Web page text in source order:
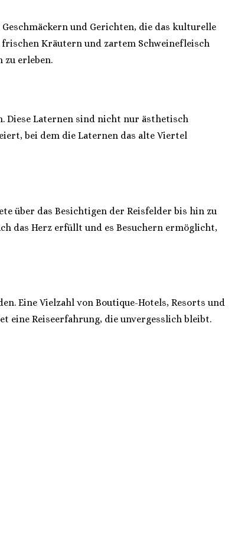
und Gerichten, die das kulturelle
Kräutern und zartem Schweinefleisch
erleben.
Diese Laternen sind nicht nur ästhetisch
bei dem die Laternen das alte Viertel
über das Besichtigen der Reisfelder bis hin zu
das Herz erfüllt und es Besuchern ermöglicht,
Eine Vielzahl von Boutique-Hotels, Resorts und
eine Reiseerfahrung, die unvergesslich bleibt.